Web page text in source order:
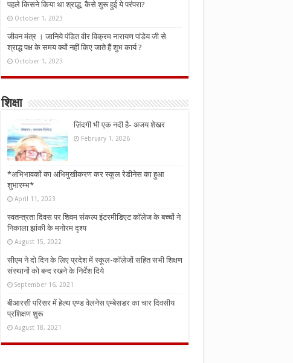
पहले किसने किया था श्राद्ध, कैसे शुरू हुई ये परंपरा?
October 1, 2023
जीवन मंत्र । जानिये पंडित वीर विक्रम नारायण पांडेय जी से
श्राद्ध पक्ष के समय क्यों नहीं किए जाते हैं शुभ कार्य ?
October 1, 2023
शिक्षा
ज़िंदगी भी एक नदी है- अजय शेखर
February 1, 2026
*अभिभावकों का अभिमुखीकरण कर स्कूल रेडीनेस का हुआ
शुभारम्भ*
April 11, 2023
स्वतन्त्रता दिवस पर शिवम संकल्प इंटरमीडिएट कॉलेज के बच्चों ने
निकाला झांकी के मनोरम दृश्य
August 15, 2022
सीएम ने दो दिन के लिए प्रदेश में स्कूल-कॉलेजों सहित सभी शिक्षण
संस्थानों को बन्द रखने के निर्देश दिये
September 16, 2021
बीआरसी परिसर में हेल्थ एण्ड वेलनेस एम्बेसडर का चार दिवसीय
प्रशिक्षण शुरू
August 18, 2021